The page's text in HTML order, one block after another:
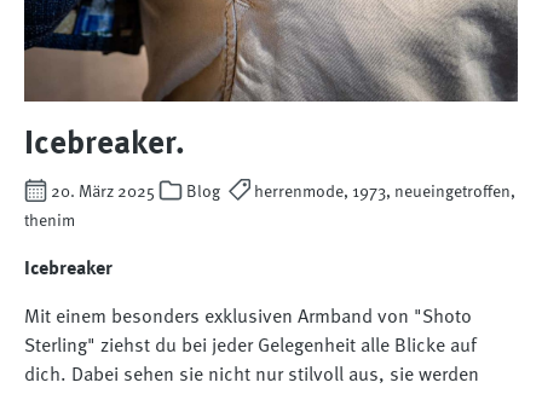
Icebreaker.
20. März 2025 Blog
herrenmode, 1973, neueingetroffen,
thenim
Icebreaker
Mit einem besonders exklusiven Armband von "Shoto
Sterling" ziehst du bei jeder Gelegenheit alle Blicke auf
dich. Dabei sehen sie nicht nur stilvoll aus, sie werden